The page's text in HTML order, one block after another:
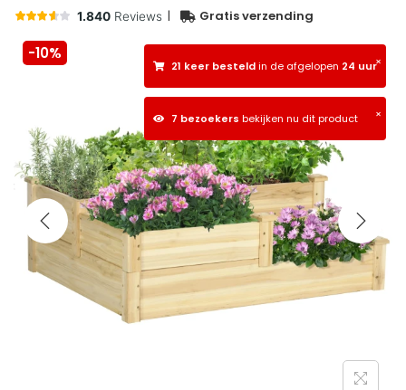
| Gratis verzending
×
21 keer besteldin de afgelopen 24 uur
×
7 bezoekers bekijken nu dit product
-10%